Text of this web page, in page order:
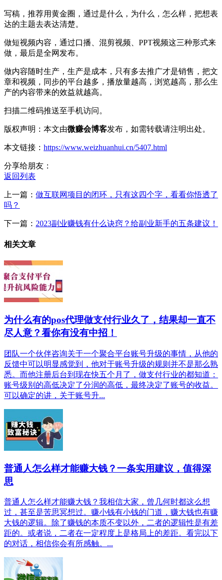
写稿，推荐用黄金圈，通过是什么，为什么，怎么样，把想表
达的主题去表达清楚。
做短视频内容，通过口播、混剪视频、PPT视频这三种形式来
做，最后是全网发布。
做内容随时生产，生产是成本，只有多去推广才是销售，把文
章和视频，同步的平台越多，播放量越高，浏览越高，那么生
产的内容带来的效益就越高。
扫描二维码推送至手机访问。
版权声明：本文由微赚会博客发布，如需转载请注明出处。
本文链接： https://www.weizhuanhui.cn/5407.html
分享给朋友：
返回列表
上一篇： 做互联网项目的闭环，只有这四个字，看看你悟透了
吗？
下一篇： 2023副业赚钱有什么诀窍？给副业新手的五条建议！
相关文章
为什么有的pos代理做支付行业久了，结果却一直不
尽人意？看你有没有中招！
团队一个伙伴咨询关于一个聚合平台账号升级的事情，从他的
反馈中可以明显感觉到，他对于账号升级的规则并不是那么熟
悉。而他注册后台到现在快五个月了，做支付行业的都知道：
账号级别的高低决定了分润的高低，最终决定了账号的收益。
可以确定的讲，关于账号升...
普通人怎么样才能赚大钱？一条实用建议，值得深
思
普通人怎么样才能赚大钱？我相信大家，曾几何时都这么想
过，甚至是苦思冥想过。赚小钱有小钱的门道，赚大钱也有赚
大钱的逻辑。除了赚钱的本质不变以外，二者的逻辑性是有差
距的。或者说，二者在一定程度上是格局上的差距。看完以下
的对话，相信你会有所感触。...